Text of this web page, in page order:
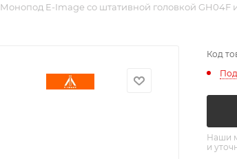
Монопод E-Image со штативной головкой GH04F
Код
Наши
и